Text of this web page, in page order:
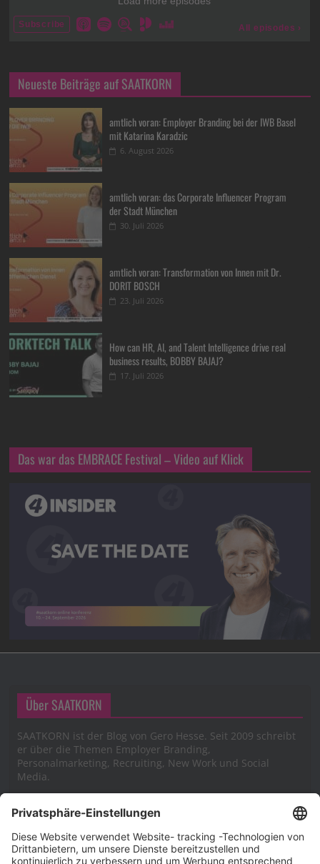
Neueste Beiträge auf SAATKORN
amtlich voran: Employer Branding bei der IWB Basel
mit Katarina Karadzic
6. August 2026
amtlich voran: das Corporate Influencer Program
der Stadt München
30. Juli 2026
amtlich voran: Transformation von Innen mit Dr.
DORIT BOSCH
23. Juli 2026
How can HR, AI, and Talent Intelligence drive real
business results, BOBBY BAJAJ?
17. Juli 2026
Das war das EMBRACE Festival – Video auf Klick
Über SAATKORN
SAATKORN ist der Blog von Gero Hesse. Seit 2009 schreibt
er über die Themen Employer Branding,
Personalmarketing, Recruiting, New Work und Social
Media.
Impressum